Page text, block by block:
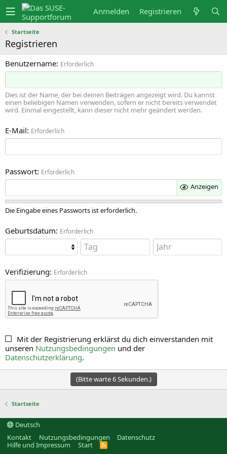
Anmelden Registrieren
Startseite
Registrieren
Benutzername Erforderlich
Dies ist der Name, der bei deinen Beiträgen angezeigt wird. Du kannst
einen beliebigen Namen verwenden, sofern er nicht bereits verwendet
wird. Einmal eingestellt, kann dieser nicht mehr geändert werden.
E-Mail Erforderlich
Passwort Erforderlich
Anzeigen
Die Eingabe eines Passworts ist erforderlich.
Geburtsdatum Erforderlich
Verifizierung Erforderlich
Mit der Registrierung erklärst du dich einverstanden mit
unseren Nutzungsbedingungen und der
Datenschutzerklärung.
(Bitte warte6Sekunden.)
Startseite
Deutsch
Kontakt
Nutzungsbedingungen
Datenschutz
Hilfe und Impressum
Start
R